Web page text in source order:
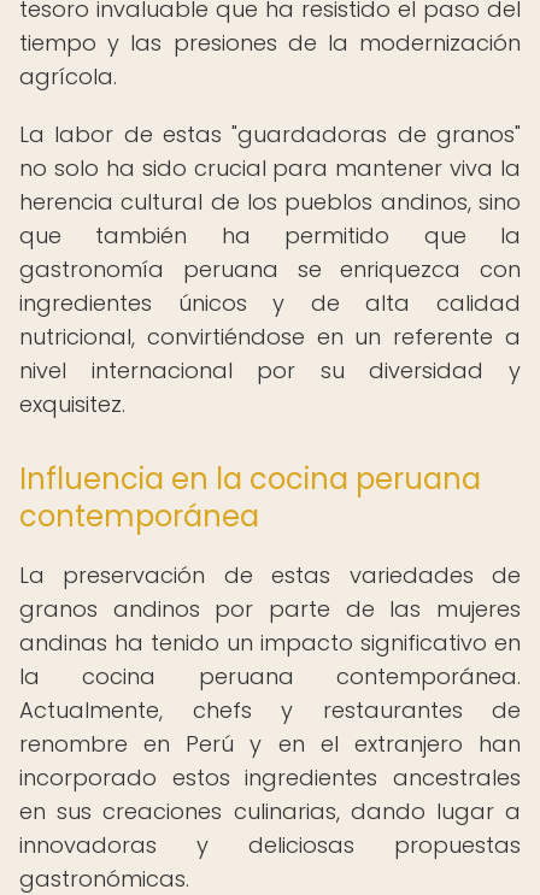
tesoro invaluable que ha resistido el paso del
tiempo y las presiones de la modernización
agrícola.
La labor de estas "guardadoras de granos"
no solo ha sido crucial para mantener viva la
herencia cultural de los pueblos andinos, sino
que también ha permitido que la
gastronomía peruana se enriquezca con
ingredientes únicos y de alta calidad
nutricional, convirtiéndose en un referente a
nivel internacional por su diversidad y
exquisitez.
Influencia en la cocina peruana
contemporánea
La preservación de estas variedades de
granos andinos por parte de las mujeres
andinas ha tenido un impacto significativo en
la cocina peruana contemporánea.
Actualmente, chefs y restaurantes de
renombre en Perú y en el extranjero han
incorporado estos ingredientes ancestrales
en sus creaciones culinarias, dando lugar a
innovadoras y deliciosas propuestas
gastronómicas.